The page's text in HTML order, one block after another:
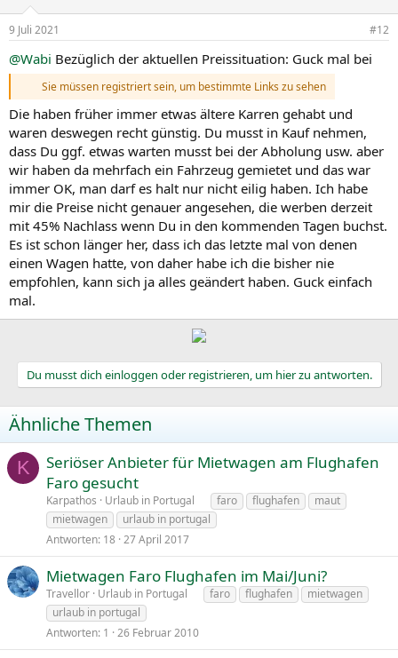
9 Juli 2021 #12
@Wabi Bezüglich der aktuellen Preissituation: Guck mal bei
Sie müssen registriert sein, um bestimmte Links zu sehen
Die haben früher immer etwas ältere Karren gehabt und
waren deswegen recht günstig. Du musst in Kauf nehmen,
dass Du ggf. etwas warten musst bei der Abholung usw. aber
wir haben da mehrfach ein Fahrzeug gemietet und das war
immer OK, man darf es halt nur nicht eilig haben. Ich habe
mir die Preise nicht genauer angesehen, die werben derzeit
mit 45% Nachlass wenn Du in den kommenden Tagen buchst.
Es ist schon länger her, dass ich das letzte mal von denen
einen Wagen hatte, von daher habe ich die bisher nie
empfohlen, kann sich ja alles geändert haben. Guck einfach
mal.
Du musst dich einloggen oder registrieren, um hier zu antworten.
Ähnliche Themen
K
Seriöser Anbieter für Mietwagen am Flughafen
Faro gesucht
Karpathos Urlaub in Portugal faro flughafen
maut
mietwagen
urlaub in portugal
Antworten 18 27 April 2017
Mietwagen Faro Flughafen im Mai/Juni?
Travellor Urlaub in Portugal faro flughafen
mietwagen
urlaub in portugal
Antworten 1 26 Februar 2010